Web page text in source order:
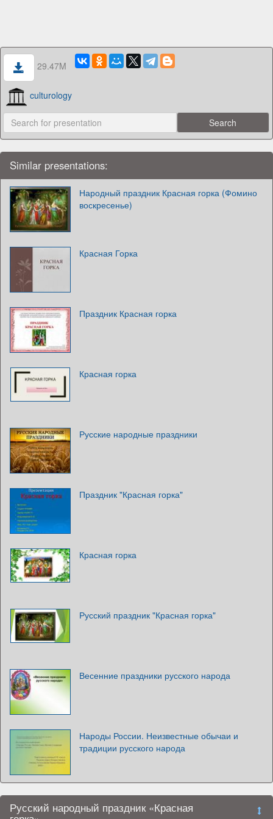
29.47M
culturology
Similar presentations:
Народный праздник Красная горка (Фомино
воскресенье)
Красная Горка
Праздник Красная горка
Красная горка
Русские народные праздники
Праздник "Красная горка"
Красная горка
Русский праздник "Красная горка"
Весенние праздники русского народа
Народы России. Неизвестные обычаи и
традиции русского народа
Русский народный праздник «Красная